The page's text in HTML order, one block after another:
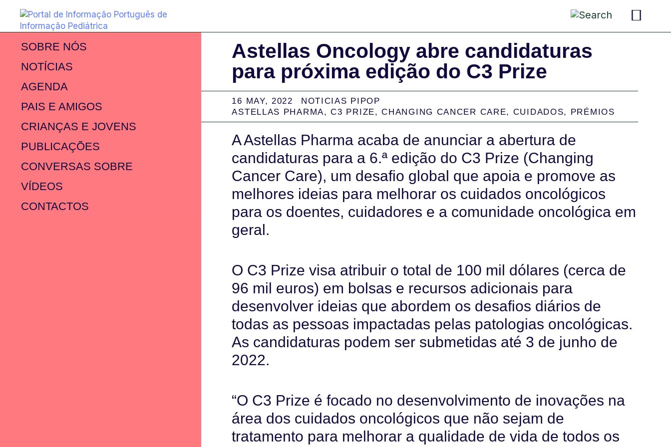
SOBRE NÓS
NOTÍCIAS
AGENDA
PAIS E AMIGOS
CRIANÇAS E JOVENS
PUBLICAÇÕES
CONVERSAS SOBRE
VÍDEOS
CONTACTOS
Astellas Oncology abre candidaturas
para próxima edição do C3 Prize
16 MAY, 2022
NOTICIAS PIPOP
ASTELLAS PHARMA,C3 PRIZE,CHANGING CANCER CARE, CUIDADOS, PRÉMIOS
A Astellas Pharma acaba de anunciar a abertura de
candidaturas para a 6.ª edição do C3 Prize (Changing
Cancer Care), um desafio global que apoia e promove as
melhores ideias para melhorar os cuidados oncológicos
para os doentes, cuidadores e a comunidade oncológica em
geral.
O C3 Prize visa atribuir o total de 100 mil dólares (cerca de
96 mil euros) em bolsas e recursos adicionais para
desenvolver ideias que abordem os desafios diários de
todas as pessoas impactadas pelas patologias oncológicas.
As candidaturas podem ser submetidas até 3 de junho de
2022.
“O C3 Prize é focado no desenvolvimento de inovações na
área dos cuidados oncológicos que não sejam de
tratamento para melhorar a qualidade de vida de todos os